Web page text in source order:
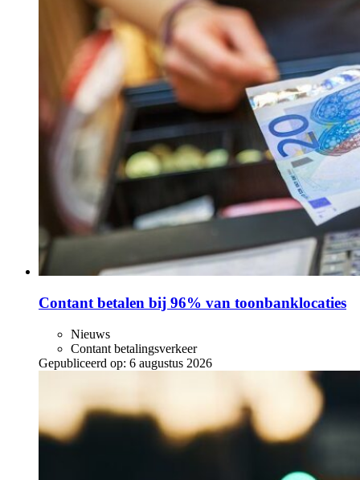
Contant betalen bij 96% van toonbanklocaties
Nieuws
Contant betalingsverkeer
Gepubliceerd op: 6 augustus 2026